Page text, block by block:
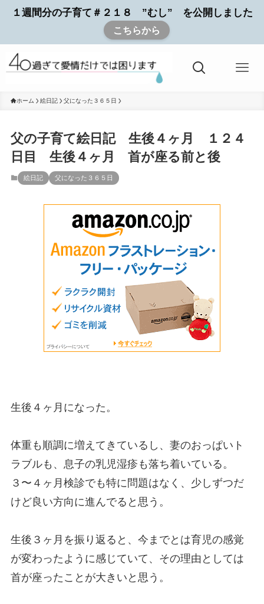
１週間分の子育て＃２１８ ”むし” を公開しました
こちらから
ホーム 絵日記 父になった３６５日
父の子育て絵日記 生後４ヶ月 １２４
日目 生後４ヶ月 首が座る前と後
絵日記 父になった３６５日
生後４ヶ月になった。
体重も順調に増えてきているし、妻のおっぱいト
ラブルも、息子の乳児湿疹も落ち着いている。
３〜４ヶ月検診でも特に問題はなく、少しずつだ
けど良い方向に進んでると思う。
生後３ヶ月を振り返ると、今までとは育児の感覚
が変わったように感じていて、その理由としては
首が座ったことが大きいと思う。